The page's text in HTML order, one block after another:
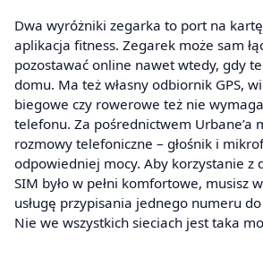
Dwa wyróżniki zegarka to port na
aplikacja fitness. Zegarek może sam
pozostawać online nawet wtedy, gdy
domu. Ma też własny odbiornik GPS,
biegowe czy rowerowe też nie
telefonu. Za pośrednictwem Urbane’a
rozmowy telefoniczne – głośnik i
odpowiedniej mocy. Aby korzystanie z
SIM było w pełni komfortowe, musisz
usługę przypisania jednego numeru
Nie we wszystkich sieciach jest taka